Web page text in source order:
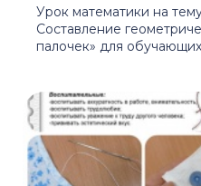
Урок математики на
Составление
палочек» для